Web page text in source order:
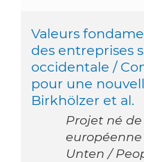
Valeurs
des entreprises
occidentale /
pour une
Birkhölzer et al.
Projet né
Unten /